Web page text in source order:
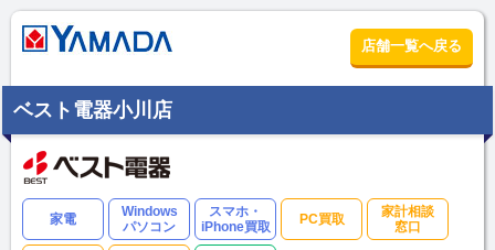
店舗一覧へ戻る
ベスト電器小川店
家電
Windows
パソコン
スマホ・
iPhone買取
PC買取
家計相談
窓口